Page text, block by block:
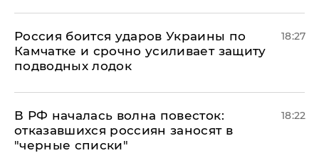
Россия боится ударов Украины по
Камчатке и срочно усиливает защиту
подводных лодок
18:27
​В РФ началась волна повесток:
отказавшихся россиян заносят в
"черные списки"
18:22